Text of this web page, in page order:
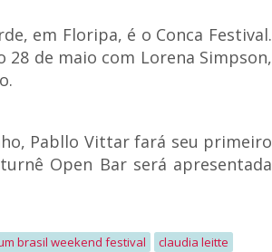
em Floripa, é o Conca Festival.
28 de maio com Lorena Simpson,
Pabllo Vittar fará seu primeiro
Open Bar será apresentada
brasil weekend festival
claudia leitte